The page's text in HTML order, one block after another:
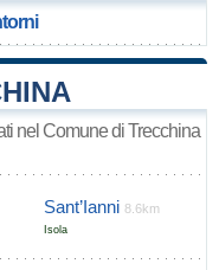
nel Comune di Trecchina
Sant’Ianni 8.6km
Isola